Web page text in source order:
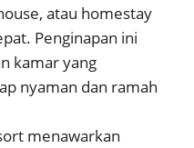
atau homestay
Penginapan ini
kamar yang
nyaman dan ramah
menawarkan